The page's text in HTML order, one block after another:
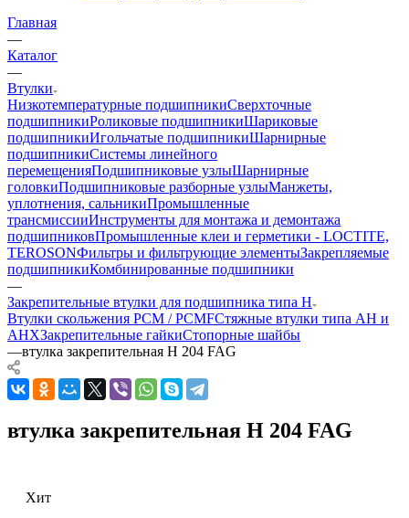
Главная
—
Каталог
—
Втулки
Низкотемпературные подшипникиСверхточные
подшипникиРоликовые подшипникиШариковые
подшипникиИгольчатые подшипникиШарнирные
подшипникиСистемы линейного
перемещенияПодшипниковые узлыШарнирные
головкиПодшипниковые разборные узлыМанжеты,
уплотнения, сальникиПромышленные
трансмиссииИнструменты для монтажа и демонтажа
подшипниковПромышленные клеи и герметики - LOCTITE,
TEROSONФильтры и фильтрующие элементыЗакрепляемые
подшипникиКомбинированные подшипники
—
Закрепительные втулки для подшипника типа H
Втулки скольжения PCM / PCMFСтяжные втулки типа AH и
AHXЗакрепительные гайкиСтопорные шайбы
—втулка закрепительная H 204 FAG
втулка закрепительная H 204 FAG
Хит